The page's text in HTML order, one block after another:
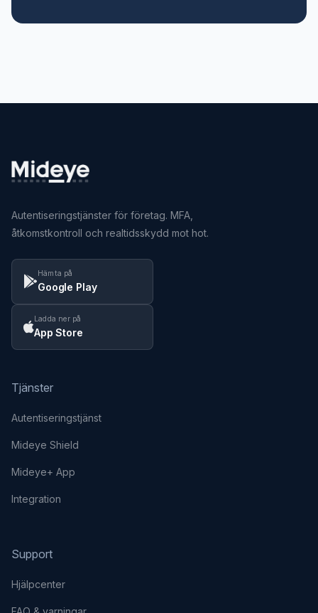
Autentiseringstjänster för företag. MFA,
åtkomstkontroll och realtidsskydd mot hot.
Hämta på
Google Play
Ladda ner på
App Store
Tjänster
Autentiseringstjänst
Mideye Shield
Mideye+ App
Integration
Support
Hjälpcenter